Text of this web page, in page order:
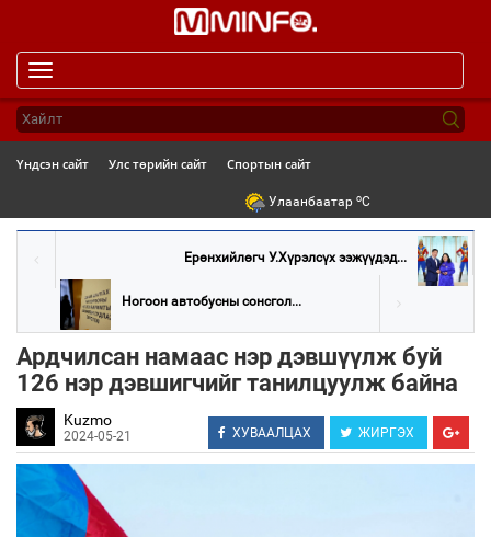
navigation
Үндсэн сайт Улс төрийн сайт Спортын сайт
Улаанбаатар oC
Ерөнхийлөгч У.Хүрэлсүх ээжүүдэд...
Ногоон автобусны сонсгол...
Ардчилсан намаас нэр дэвшүүлж буй
126 нэр дэвшигчийг танилцуулж байна
Kuzmo
2024-05-21 ХУВААЛЦАХ ЖИРГЭХ